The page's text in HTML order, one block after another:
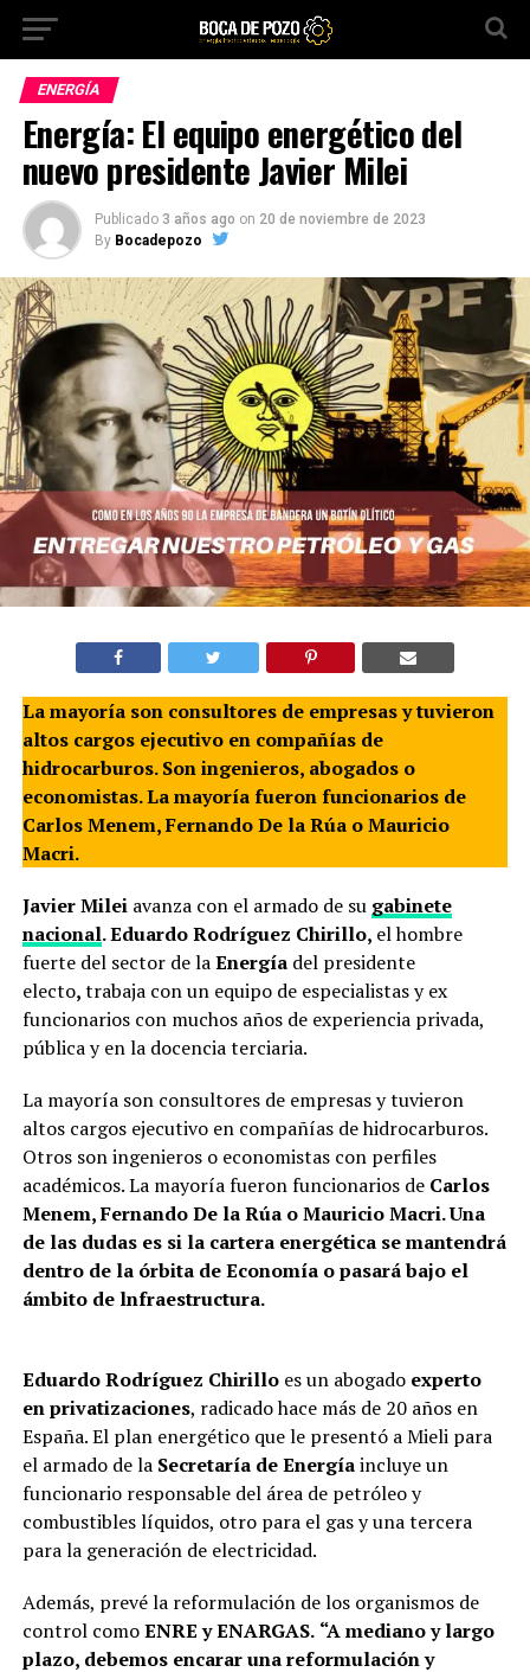
ENERGÍA
Energía: El equipo energético del
nuevo presidente Javier Milei
Publicado 3 años ago on 20 de noviembre de 2023
By Bocadepozo
La mayoría son consultores de empresas y tuvieron
altos cargos ejecutivo en compañías de
hidrocarburos. Son ingenieros, abogados o
economistas. La mayoría fueron funcionarios de
Carlos Menem, Fernando De la Rúa o Mauricio
Macri.
Javier Milei avanza con el armado de su gabinete
nacional. Eduardo Rodríguez Chirillo, el hombre
fuerte del sector de laEnergía del presidente
electo,trabaja con un equipo de especialistas y ex
funcionarios con muchos años de experiencia privada,
pública y en la docencia terciaria.
La mayoría son consultores de empresas y tuvieron
altos cargos ejecutivo en compañías de hidrocarburos.
Otros son ingenieros o economistas con perfiles
académicos. La mayoría fueron funcionarios de Carlos
Menem, Fernando De la Rúa o Mauricio Macri. Una
de las dudas es si la cartera energética se mantendrá
dentro de la órbita de Economía o pasará bajo el
ámbito de lnfraestructura.
Eduardo Rodríguez Chirilloes un abogado experto
en privatizaciones, radicado hace más de 20 años en
España. El plan energético que le presentó a Mieli para
el armado de la Secretaría de Energíaincluye un
funcionario responsable del área de petróleo y
combustibles líquidos, otro para el gas y una tercera
para la generación de electricidad.
Además, prevé la reformulación de los organismos de
control comoENRE y ENARGAS. “A mediano y largo
plazo, debemos encarar una reformulación y